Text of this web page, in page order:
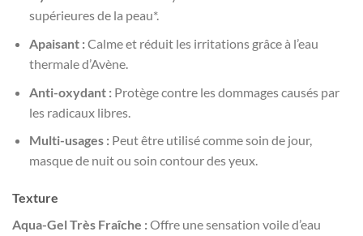
supérieures de la peau*.
Apaisant :Calme et réduit les irritations grâce à l’eau
thermale d’Avène.
Anti-oxydant :Protège contre les dommages causés par
les radicaux libres.
Multi-usages :Peut être utilisé comme soin de jour,
masque de nuit ou soin contour des yeux.
Texture
Aqua-Gel Très Fraîche :Offre une sensation voile d’eau